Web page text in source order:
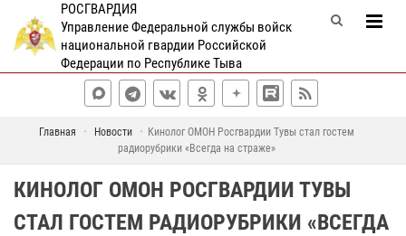
РОСГВАРДИЯ
Управление Федеральной службы войск
национальной гвардии Российской
Федерации по Республике Тыва
Главная Новости
Кинолог ОМОН Росгвардии Тувы стал гостем
радиорубрики «Всегда на страже»
КИНОЛОГ ОМОН РОСГВАРДИИ ТУВЫ
СТАЛ ГОСТЕМ РАДИОРУБРИКИ «ВСЕГДА